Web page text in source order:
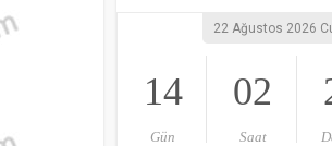
22 Ağustos 2026
14
Gün
02
Saat